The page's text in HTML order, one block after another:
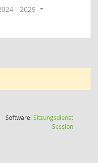
- 2029
Software:Sitzungsdienst
Session(Wird in